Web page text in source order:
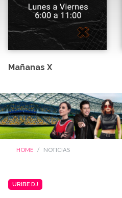
Mañanas X
HOME NOTICIAS
URIBE DJ